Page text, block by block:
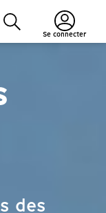
Se connecter
des